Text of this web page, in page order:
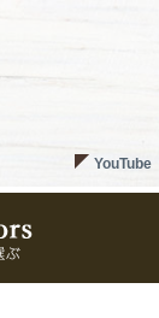
YouTube